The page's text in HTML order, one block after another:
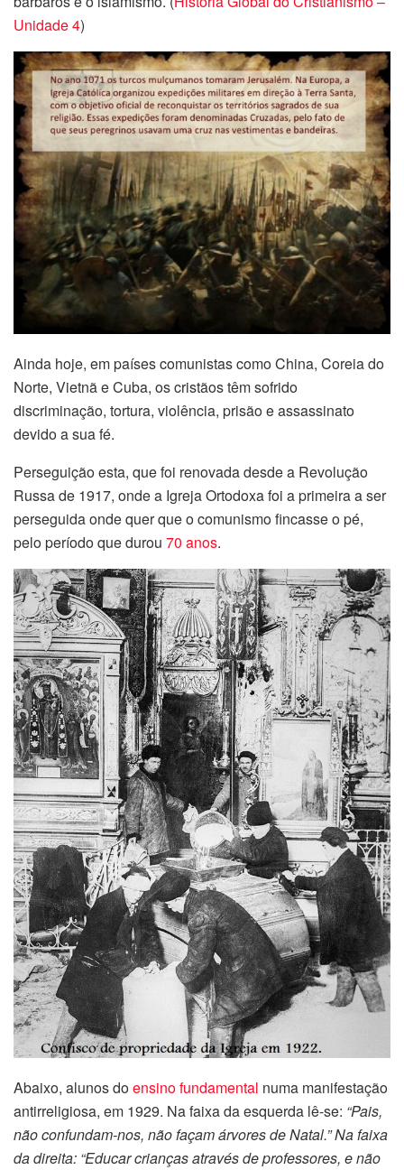
Unidade 4)
Ainda hoje, em países comunistas como China, Coreia do
Norte, Vietnã e Cuba, os cristãos têm sofrido
discriminação, tortura, violência, prisão e assassinato
devido a sua fé.
Perseguição esta, que foi renovada desde a Revolução
Russa de 1917, onde a Igreja Ortodoxa foi a primeira a ser
perseguida onde quer que o comunismo fincasse o pé,
pelo período que durou 70 anos.
Abaixo, alunos doensino fundamental numa manifestação
antirreligiosa, em 1929. Na faixa da esquerda lê-se: “Pais,
não confundam-nos, não façam árvores de Natal.” Na faixa
da direita: “Educar crianças através de professores, e não